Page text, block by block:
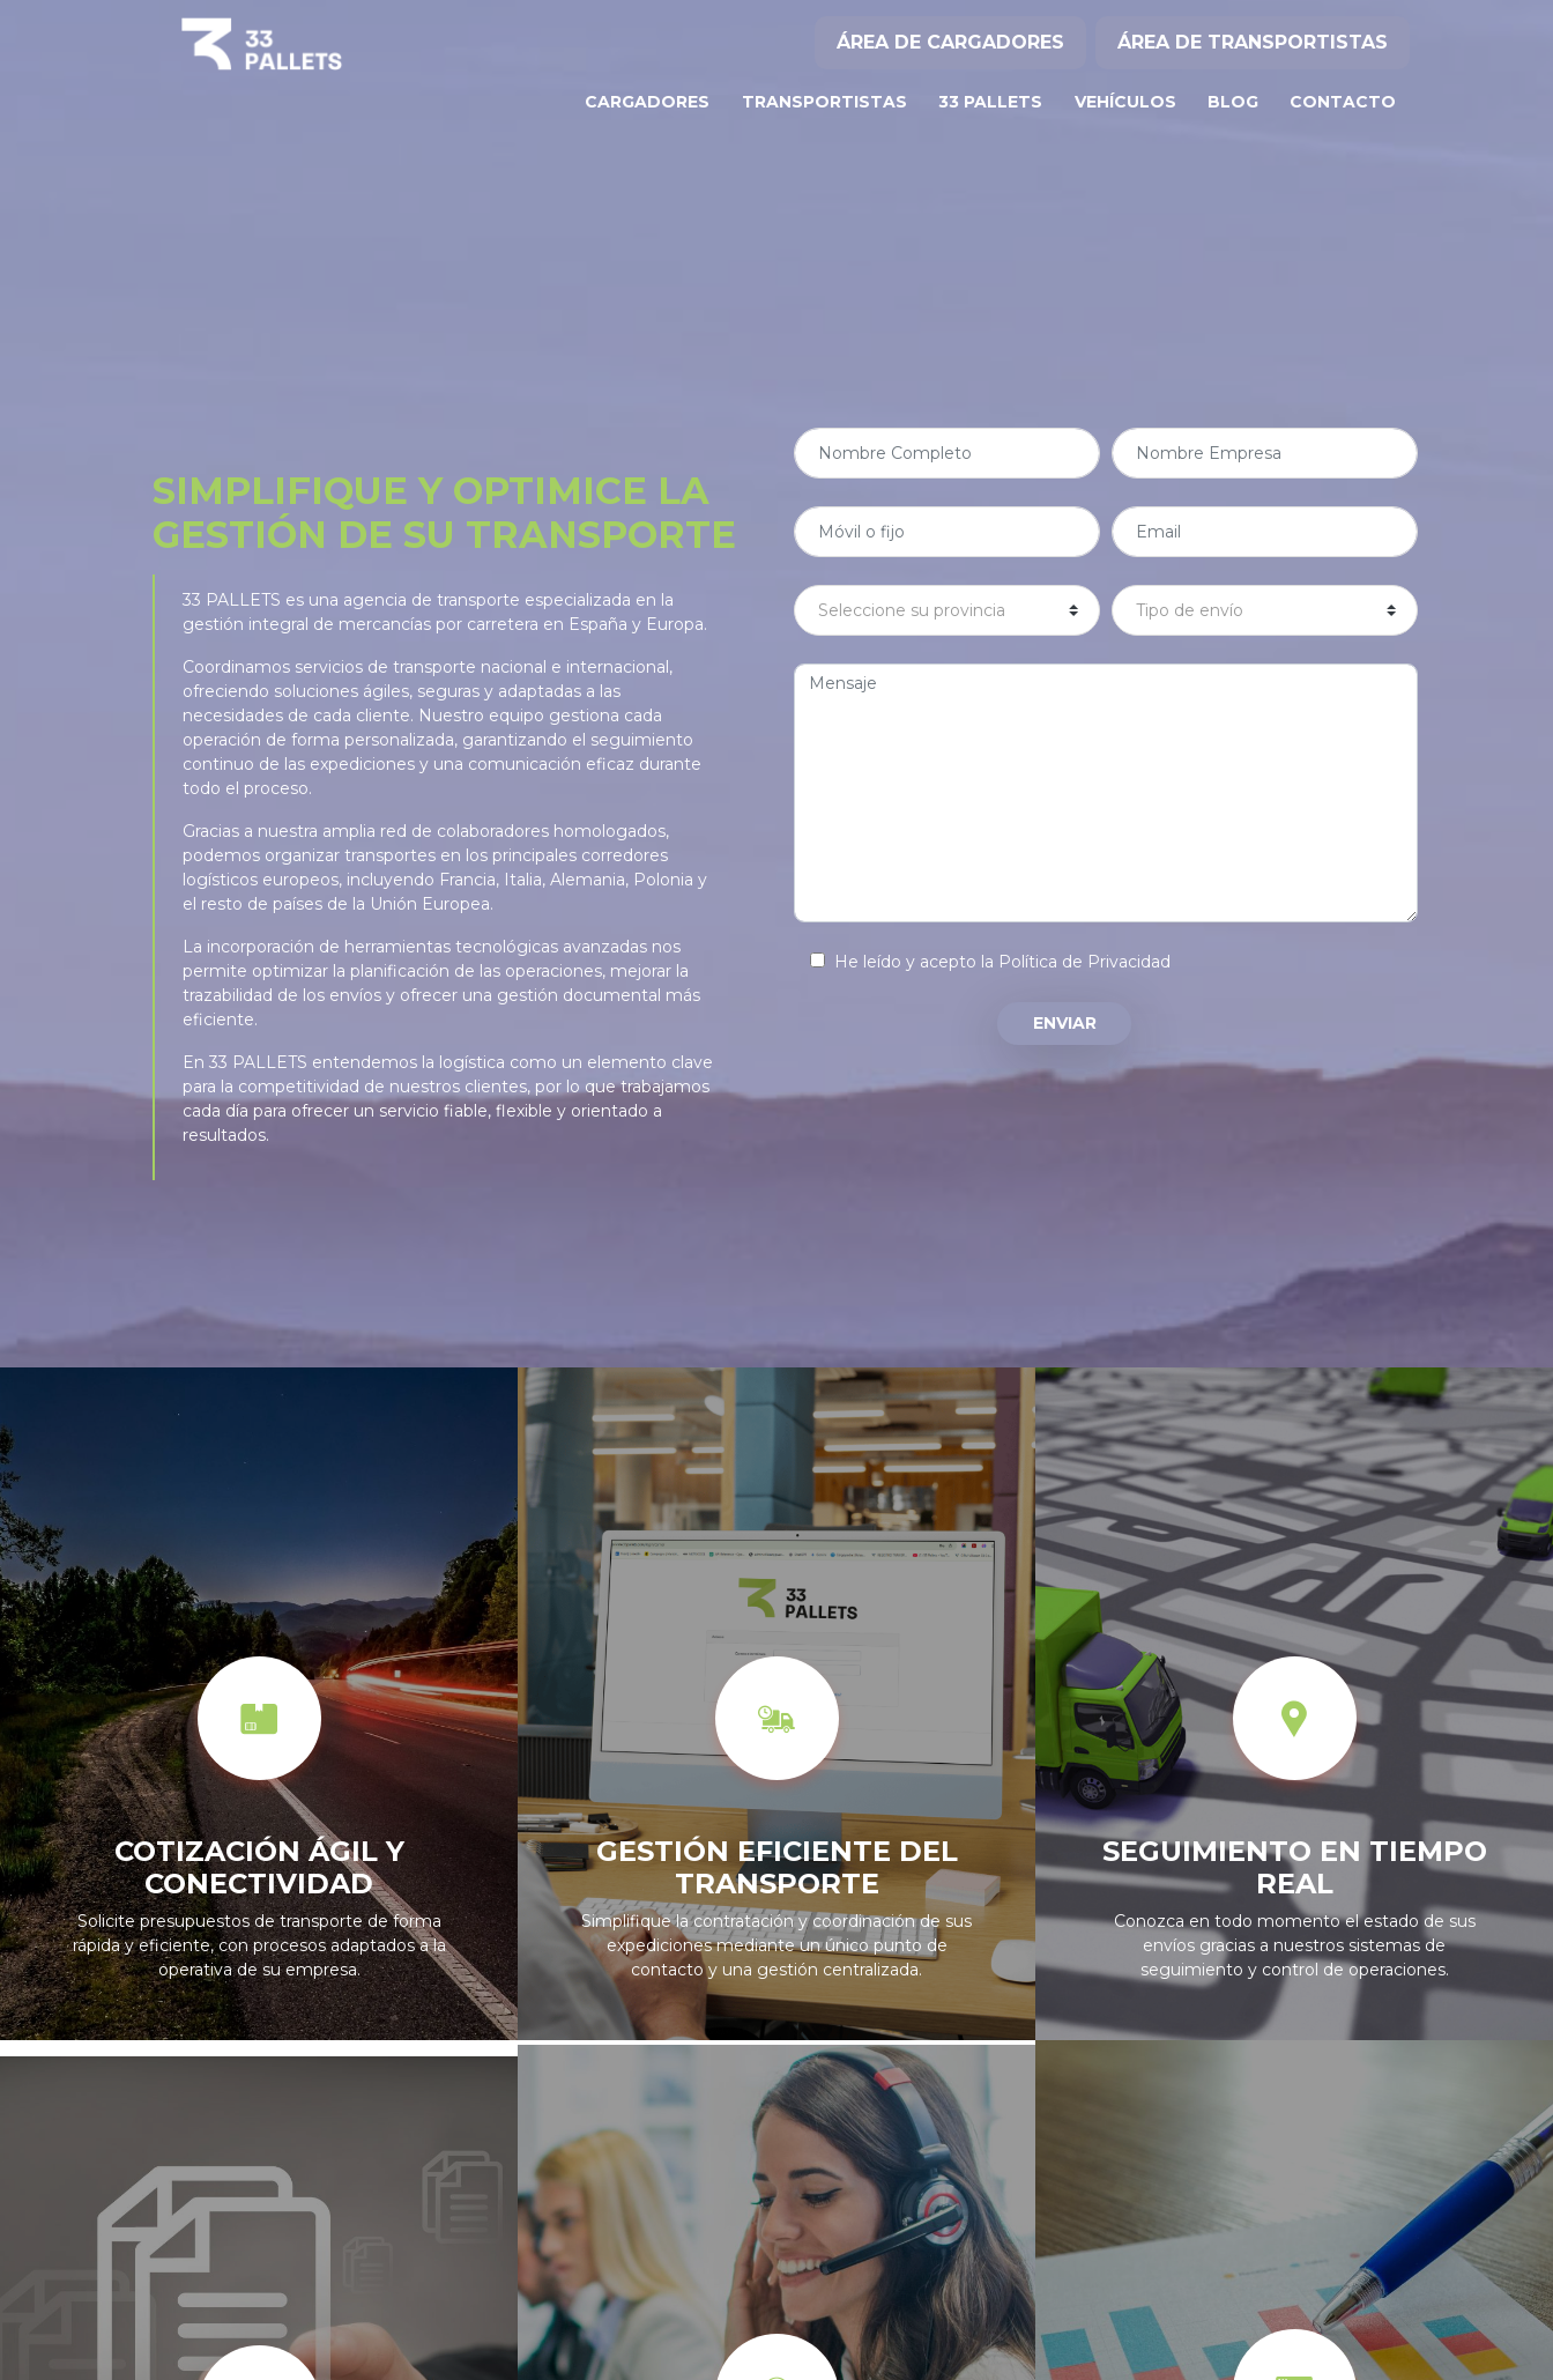
ÁREA DE CARGADORES ÁREA DE TRANSPORTISTAS
CARGADORES TRANSPORTISTAS 33 PALLETS VEHÍCULOS BLOG CONTACTO
SIMPLIFIQUE Y OPTIMICE LA
GESTIÓN DE SU TRANSPORTE
33 PALLETS es una agencia de transporte especializada en la
gestión integral de mercancías por carretera en España y Europa.
Coordinamos servicios de transporte nacional e internacional,
ofreciendo soluciones ágiles, seguras y adaptadas a las
necesidades de cada cliente. Nuestro equipo gestiona cada
operación de forma personalizada, garantizando el seguimiento
continuo de las expediciones y una comunicación eficaz durante
todo el proceso.
Gracias a nuestra amplia red de colaboradores homologados,
podemos organizar transportes en los principales corredores
logísticos europeos, incluyendo Francia, Italia, Alemania, Polonia y
el resto de países de la Unión Europea.
La incorporación de herramientas tecnológicas avanzadas nos
permite optimizar la planificación de las operaciones, mejorar la
trazabilidad de los envíos y ofrecer una gestión documental más
eficiente.
En 33 PALLETS entendemos la logística como un elemento clave
para la competitividad de nuestros clientes, por lo que trabajamos
cada día para ofrecer un servicio fiable, flexible y orientado a
resultados.
He leído y acepto la Política de Privacidad
COTIZACIÓN ÁGIL Y
CONECTIVIDAD
Solicite presupuestos de transporte de forma
rápida y eficiente, con procesos adaptados a la
operativa de su empresa.
GESTIÓN EFICIENTE DEL
TRANSPORTE
Simplifique la contratación y coordinación de sus
expediciones mediante un único punto de
contacto y una gestión centralizada.
SEGUIMIENTO EN TIEMPO
REAL
Conozca en todo momento el estado de sus
envíos gracias a nuestros sistemas de
seguimiento y control de operaciones.